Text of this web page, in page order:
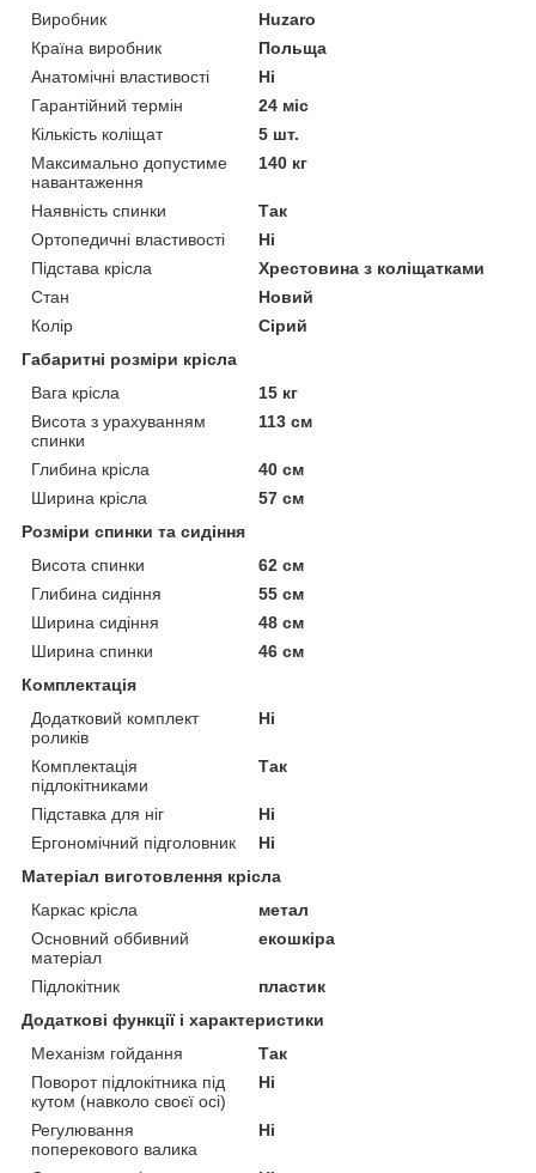
Виробник
Huzaro
Країна виробник
Польща
Анатомічні властивості
Ні
Гарантійний термін
24 міс
Кількість коліщат
5 шт.
Максимально допустиме
навантаження
140 кг
Наявність спинки
Так
Ортопедичні властивості
Ні
Підстава крісла
Хрестовина з коліщатками
Стан
Новий
Колір
Сірий
Габаритні розміри крісла
Вага крісла
15 кг
Висота з урахуванням
спинки
113 см
Глибина крісла
40 см
Ширина крісла
57 см
Розміри спинки та сидіння
Висота спинки
62 см
Глибина сидіння
55 см
Ширина сидіння
48 см
Ширина спинки
46 см
Комплектація
Додатковий комплект
роликів
Ні
Комплектація
підлокітниками
Так
Підставка для ніг
Ні
Ергономічний підголовник
Ні
Матеріал виготовлення крісла
Каркас крісла
метал
Основний оббивний
матеріал
екошкіра
Підлокітник
пластик
Додаткові функції і характеристики
Механізм гойдання
Так
Поворот підлокітника під
кутом (навколо своєї осі)
Ні
Регулювання
поперекового валика
Ні